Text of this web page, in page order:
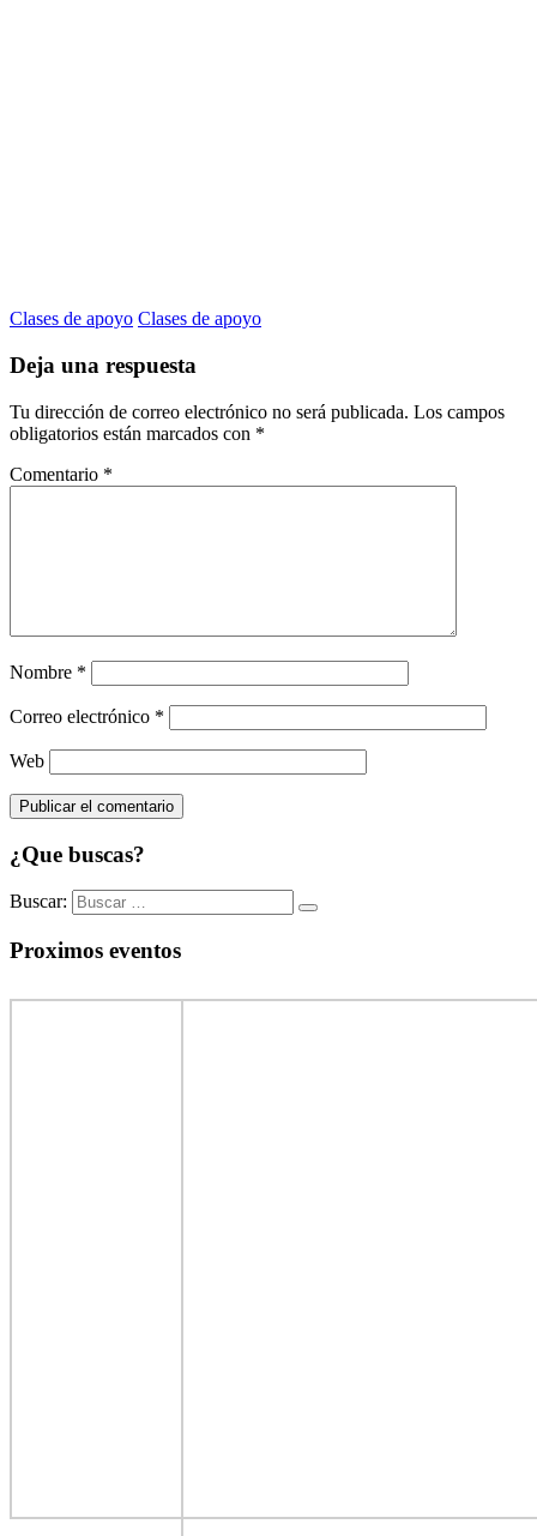
Clases de apoyo Clases de apoyo
Deja una respuesta
Tu dirección de correo electrónico no será publicada. Los campos
obligatorios están marcados con *
Comentario *
Nombre *
Correo electrónico *
Web
¿Que buscas?
Buscar:
Proximos eventos